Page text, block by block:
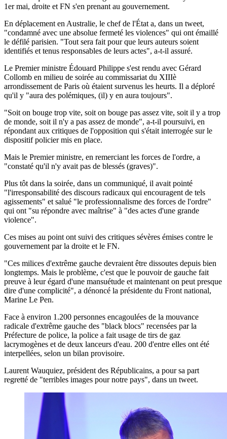
1er mai, droite et FN s'en prenant au gouvernement.
En déplacement en Australie, le chef de l'État a, dans un tweet,
"condamné avec une absolue fermeté les violences" qui ont émaillé
le défilé parisien. "Tout sera fait pour que leurs auteurs soient
identifiés et tenus responsables de leurs actes", a-t-il assuré.
Le Premier ministre Édouard Philippe s'est rendu avec Gérard
Collomb en milieu de soirée au commissariat du XIIIè
arrondissement de Paris où étaient survenus les heurts. Il a déploré
qu'il y "aura des polémiques, (il) y en aura toujours".
"Soit on bouge trop vite, soit on bouge pas assez vite, soit il y a trop
de monde, soit il n'y a pas assez de monde", a-t-il poursuivi, en
répondant aux critiques de l'opposition qui s'était interrogée sur le
dispositif policier mis en place.
Mais le Premier ministre, en remerciant les forces de l'ordre, a
"constaté qu'il n'y avait pas de blessés (graves)".
Plus tôt dans la soirée, dans un communiqué, il avait pointé
"l'irresponsabilité des discours radicaux qui encouragent de tels
agissements" et salué "le professionnalisme des forces de l'ordre"
qui ont "su répondre avec maîtrise" à "des actes d'une grande
violence".
Ces mises au point ont suivi des critiques sévères émises contre le
gouvernement par la droite et le FN.
"Ces milices d'extrême gauche devraient être dissoutes depuis bien
longtemps. Mais le problème, c'est que le pouvoir de gauche fait
preuve à leur égard d'une mansuétude et maintenant on peut presque
dire d'une complicité", a dénoncé la présidente du Front national,
Marine Le Pen.
Face à environ 1.200 personnes encagoulées de la mouvance
radicale d'extrême gauche des "black blocs" recensées par la
Préfecture de police, la police a fait usage de tirs de gaz
lacrymogènes et de deux lanceurs d'eau. 200 d'entre elles ont été
interpellées, selon un bilan provisoire.
Laurent Wauquiez, président des Républicains, a pour sa part
regretté de "terribles images pour notre pays", dans un tweet.